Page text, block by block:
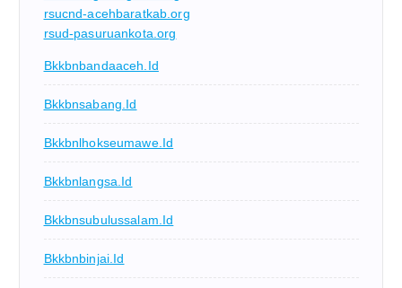
rsucnd-acehbaratkab.org
rsud-pasuruankota.org
Bkkbnbandaaceh.id
Bkkbnsabang.id
Bkkbnlhokseumawe.id
Bkkbnlangsa.id
Bkkbnsubulussalam.id
Bkkbnbinjai.id